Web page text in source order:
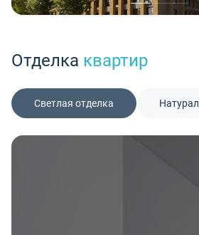
Отделка квартир
Светлая отделка